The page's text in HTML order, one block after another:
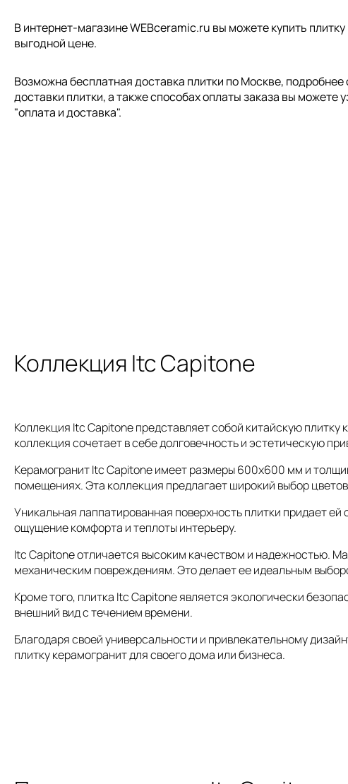
В интернет-магазине WEBceramic.ru вы можете купить
выгодной цене.
Возможна бесплатная доставка плитки по Москве, подробнее
доставки плитки, а также способах оплаты заказа вы можете
"оплата и доставка".
Коллекция Itc Capitone
Коллекция Itc Capitone представляет собой китайскую
коллекция сочетает в себе долговечность и эстетическую
Керамогранит Itc Capitone имеет размеры 600x600 мм и
помещениях. Эта коллекция предлагает широкий выбор
Уникальная лаппатированная поверхность плитки придает
ощущение комфорта и теплоты интерьеру.
Itc Capitone отличается высоким качеством и надежностью.
механическим повреждениям. Это делает ее идеальным
Кроме того, плитка Itc Capitone является экологически
внешний вид с течением времени.
Благодаря своей универсальности и привлекательному
плитку керамогранит для своего дома или бизнеса.